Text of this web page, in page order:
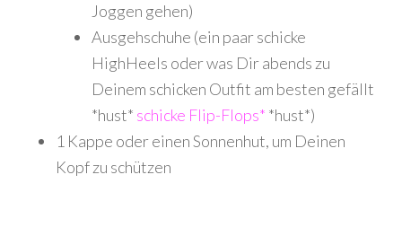
Joggen gehen)
Ausgehschuhe (ein paar schicke
HighHeels oder was Dir abends zu
Deinem schicken Outfit am besten gefällt
*hust* schicke Flip-Flops* *hust*)
1 Kappe oder einen Sonnenhut, um Deinen
Kopf zu schützen